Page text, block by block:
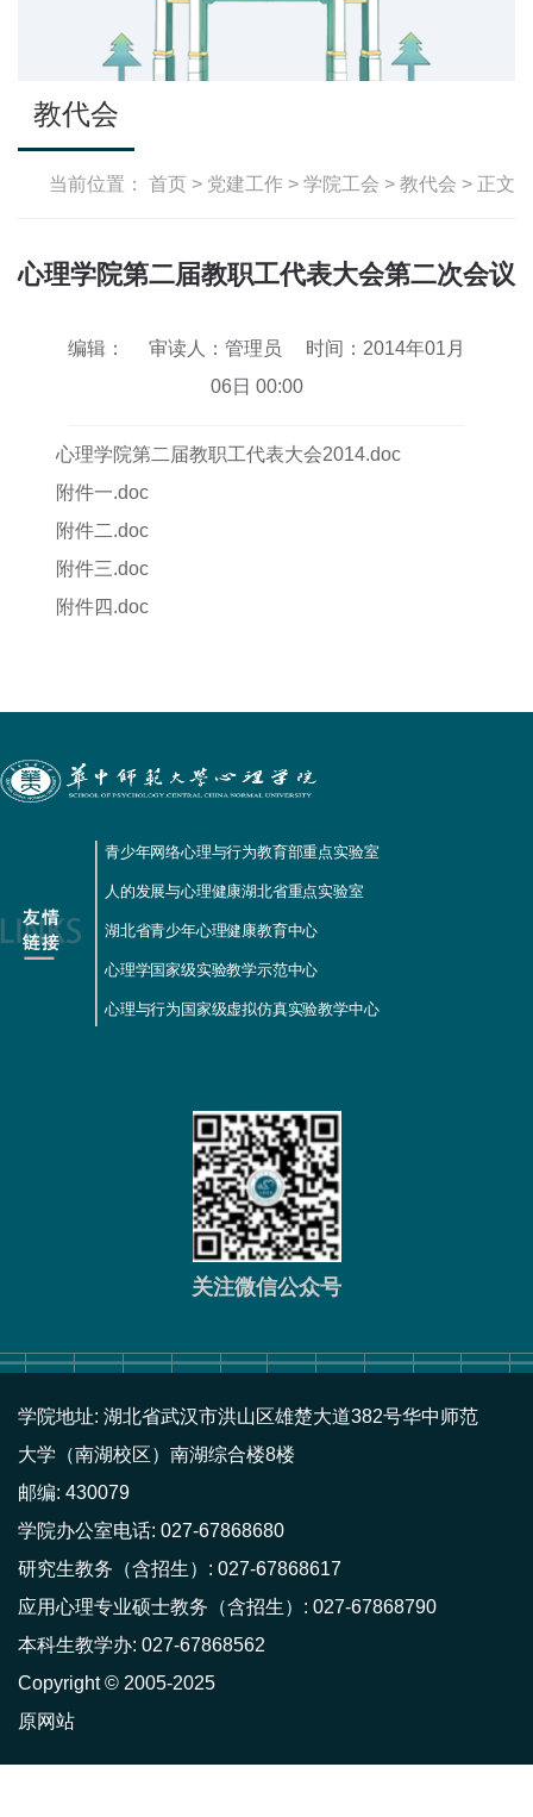
教代会
当前位置： 首页 > 党建工作 > 学院工会 > 教代会 > 正文
心理学院第二届教职工代表大会第二次会议
编辑： 审读人：管理员
时间：2014年01月
06日 00:00
心理学院第二届教职工代表大会2014.doc
附件一.doc
附件二.doc
附件三.doc
附件四.doc
青少年网络心理与行为教育部重点实验室
人的发展与心理健康湖北省重点实验室
湖北省青少年心理健康教育中心
心理学国家级实验教学示范中心
心理与行为国家级虚拟仿真实验教学中心
关注微信公众号
学院地址: 湖北省武汉市洪山区雄楚大道382号华中师范
大学（南湖校区）南湖综合楼8楼
邮编: 430079
学院办公室电话: 027-67868680
研究生教务（含招生）: 027-67868617
应用心理专业硕士教务（含招生）: 027-67868790
本科生教学办: 027-67868562
Copyright © 2005-2025
原网站